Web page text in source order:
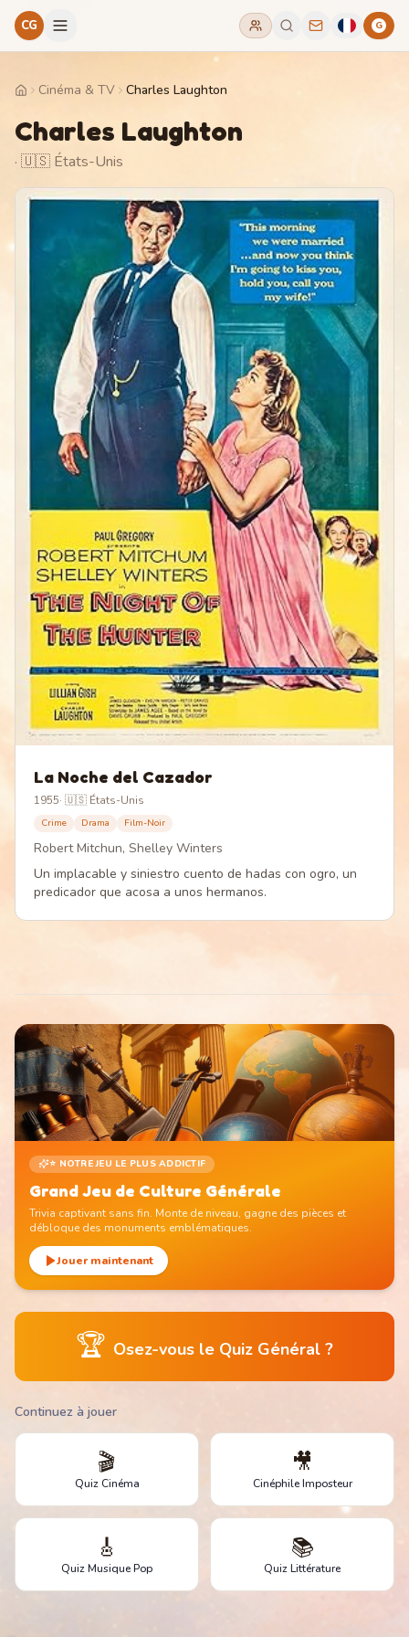
CG G
HomeCinéma & TV Charles Laughton
Charles Laughton
· 🇺🇸 États-Unis
La Noche del Cazador
1955· 🇺🇸 États-Unis
Crime Drama Film-Noir
Robert Mitchun, Shelley Winters
Un implacable y siniestro cuento de hadas con ogro, un
predicador que acosa a unos hermanos.
⭐ NOTRE JEU LE PLUS ADDICTIF
Grand Jeu de Culture Générale
Trivia captivant sans fin. Monte de niveau, gagne des pièces et
débloque des monuments emblématiques.
Jouer maintenant
🏆 Osez-vous le Quiz Général ?
Continuez à jouer
🎬
Quiz Cinéma
🎥
Cinéphile Imposteur
🎸
Quiz Musique Pop
📚
Quiz Littérature